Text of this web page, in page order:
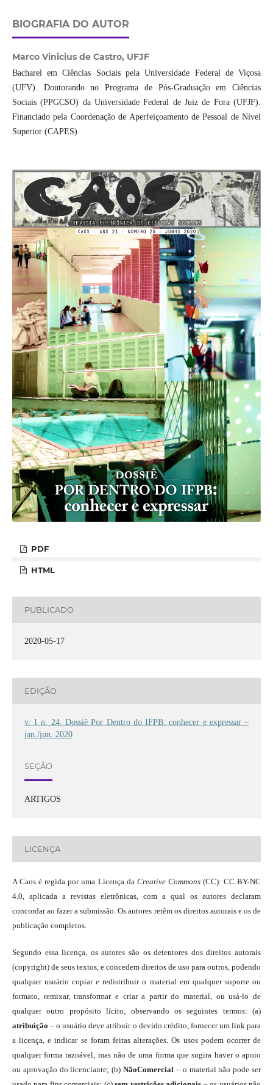
BIOGRAFIA DO AUTOR
Marco Vinicius de Castro, UFJF
Bacharel em Ciências Sociais pela Universidade Federal de Viçosa
(UFV). Doutorando no Programa de Pós-Graduação em Ciências
Sociais (PPGCSO) da Universidade Federal de Juiz de Fora (UFJF).
Financiado pela Coordenação de Aperfeiçoamento de Pessoal de Nível
Superior (CAPES).
PDF
HTML
PUBLICADO
2020-05-17
EDIÇÃO
v. 1 n. 24: Dossiê Por Dentro do IFPB: conhecer e expressar –
jan./jun. 2020
SEÇÃO
ARTIGOS
LICENÇA
A Caos é regida por uma Licença da Creative Commons(CC): CC BY-NC
4.0, aplicada a revistas eletrônicas, com a qual os autores declaram
concordar ao fazer a submissão. Os autores retêm os direitos autorais e os de
publicação completos.
Segundo essa licença, os autores são os detentores dos direitos autorais
(copyright) de seus textos, e concedem direitos de uso para outros, podendo
qualquer usuário copiar e redistribuir o material em qualquer suporte ou
formato, remixar, transformar e criar a partir do material, ou usá-lo de
qualquer outro propósito lícito, observando os seguintes termos: (a)
atribuição – o usuário deve atribuir o devido crédito, fornecer um link para
a licença, e indicar se foram feitas alterações. Os usos podem ocorrer de
qualquer forma razoável, mas não de uma forma que sugira haver o apoio
ou aprovação do licenciante; (b)NãoComercial – o material não pode ser